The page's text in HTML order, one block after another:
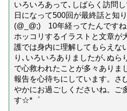
いろいろあって､しばらく訪問
日になって500回が最終話と知
(@_@;) 10年経ってたんです
ホッコリするイラストと文章
護では身内に理解してもらえな
り､いろいろありましたが､ぬら
で心救われたことが多々ありま
報告を心待ちにしています。さ
やかにお過ごしくださいね。ご
す☆*゜